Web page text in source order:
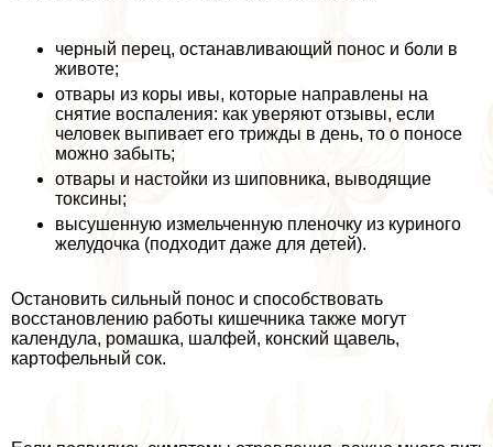
черный перец, останавливающий понос и боли в
животе;
отвары из коры ивы, которые направлены на
снятие воспаления: как уверяют отзывы, если
человек выпивает его трижды в день, то о поносе
можно забыть;
отвары и настойки из шиповника, выводящие
токсины;
высушенную измельченную пленочку из куриного
желудочка (подходит даже для детей).
Остановить сильный понос и способствовать
восстановлению работы кишечника также могут
календула, ромашка, шалфей, конский щавель,
картофельный сок.